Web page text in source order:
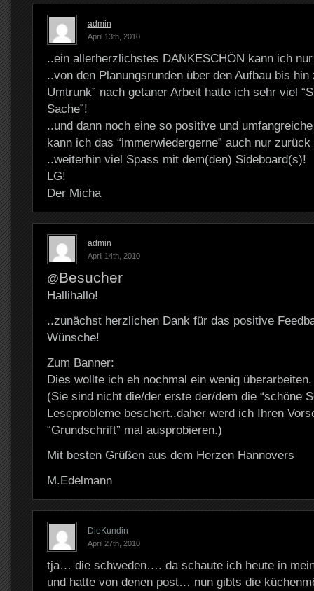
admin
April 13th, 2010
..ein allerherzlichstes DANKESCHÖN kann ich
..von den Planungsrunden über den Aufbau bis hin
Umtrunk” nach getaner Arbeit hatte ich sehr viel
Sache”!
..und dann noch eine so positive und
kann ich das “immerwiedergerne” auch nur zurück
..weiterhin viel Spass mit dem(den) Sideboard(s)!
LG!
Der Micha
admin
April 14th, 2010
@Besucher
Hallihallo!
..zunächst herzlichen Dank für das positive
Wünsche!
Zum Banner:
Dies wollte ich eh nochmal ein wenig überarbeiten.
(Sie sind nicht die/der erste der/dem die “schöne
Leseprobleme beschert..daher werd ich Ihren
“Grundschrift” mal ausprobieren.)
Mit besten Grüßen aus dem Herzen Hannovers
M.Edelmann
DieKundin
April 27th, 2010
tja… die schweden…. da schaute ich heute in
und hatte von denen post… nun gibts die